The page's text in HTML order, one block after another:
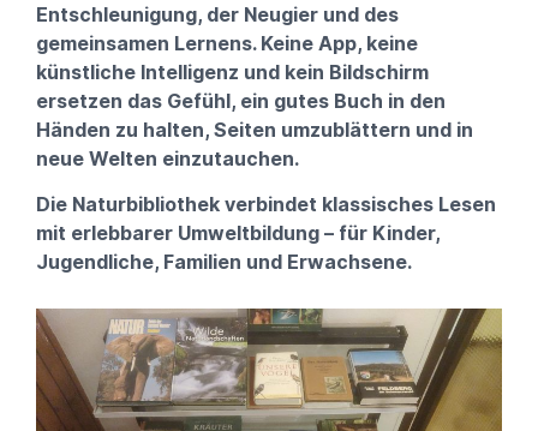
Entschleunigung, der Neugier und des
gemeinsamen Lernens. Keine App, keine
künstliche Intelligenz und kein Bildschirm
ersetzen das Gefühl, ein gutes Buch in den
Händen zu halten, Seiten umzublättern und in
neue Welten einzutauchen.
Die Naturbibliothek verbindet klassisches Lesen
mit erlebbarer Umweltbildung – für Kinder,
Jugendliche, Familien und Erwachsene.